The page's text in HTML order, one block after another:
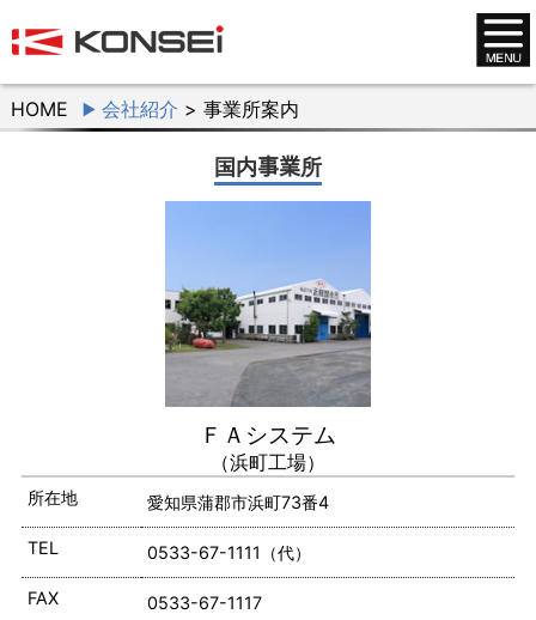
HOME 会社紹介 > 事業所案内
国内事業所
ＦＡシステム
（浜町工場）
所在地 愛知県蒲郡市浜町73番4
TEL 0533-67-1111（代）
FAX 0533-67-1117